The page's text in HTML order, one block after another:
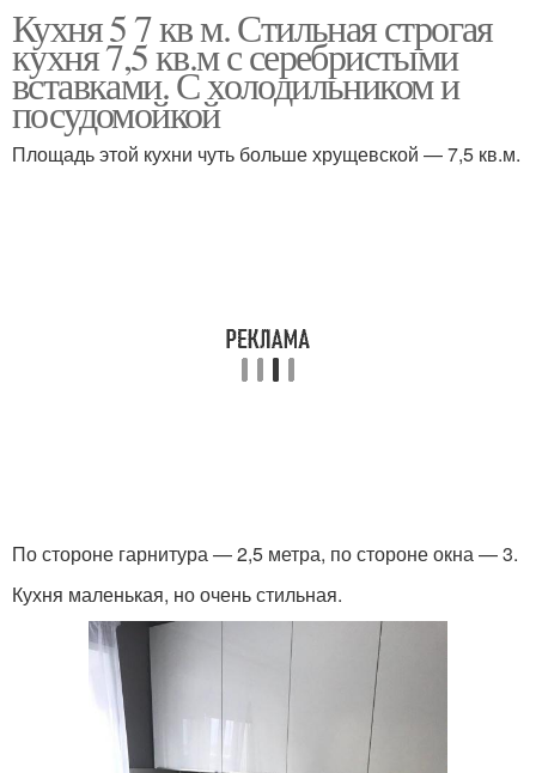
Кухня 5 7 кв м. Стильная строгая
кухня 7,5 кв.м с серебристыми
вставками. С холодильником и
посудомойкой
Площадь этой кухни чуть больше хрущевской — 7,5 кв.м.
По стороне гарнитура — 2,5 метра, по стороне окна — 3.
Кухня маленькая, но очень стильная.